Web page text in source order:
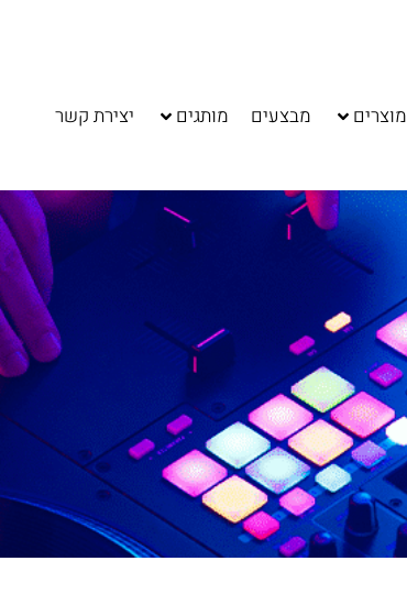
מוצרים מבצעים מותגים יצירת קשר